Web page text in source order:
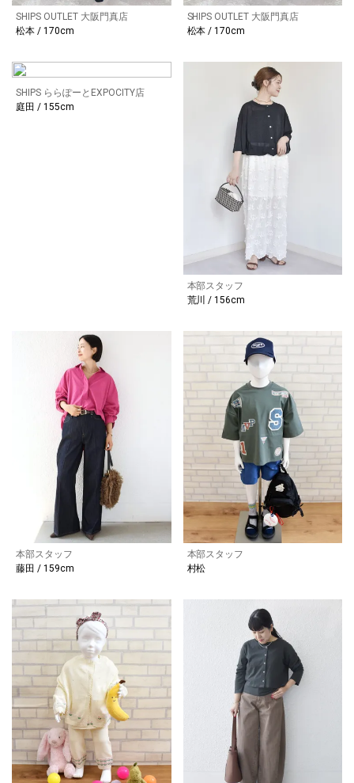
SHIPS OUTLET 大阪門真店
松本 / 170cm
SHIPS OUTLET 大阪門真店
松本 / 170cm
SHIPS ららぽーとEXPOCITY店
庭田 / 155cm
本部スタッフ
荒川 / 156cm
本部スタッフ
藤田 / 159cm
本部スタッフ
村松